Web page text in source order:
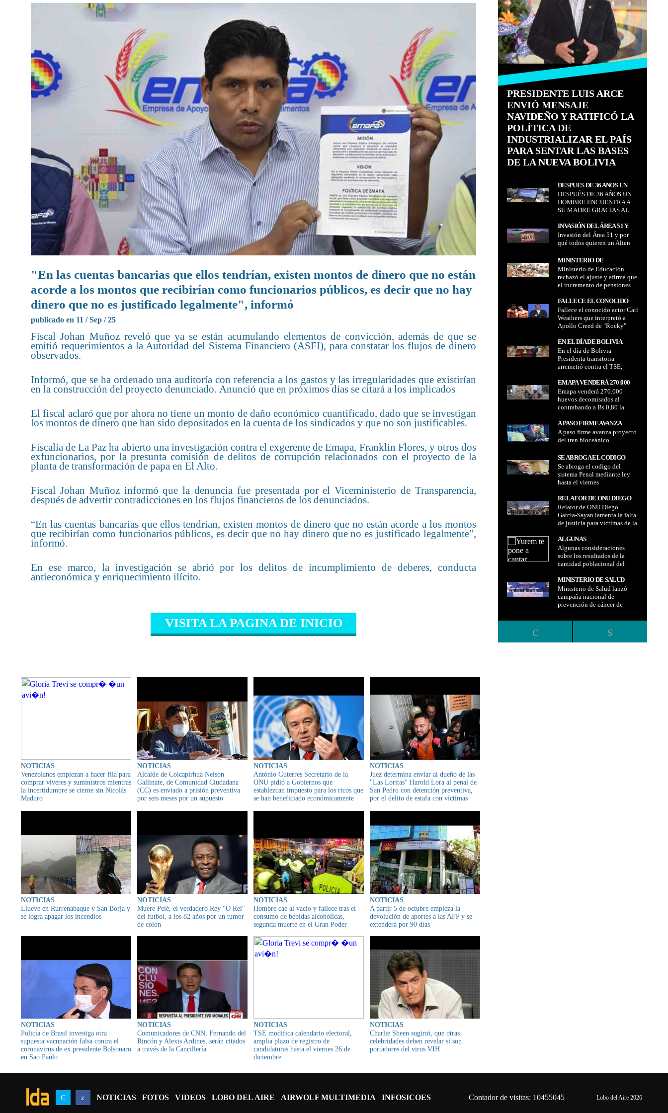
"En las cuentas bancarias que ellos tendrían, existen montos de dinero que no están
acorde a los montos que recibirían como funcionarios públicos, es decir que no hay
dinero que no es justificado legalmente", informó
publicado en 11 / Sep / 25
Fiscal Johan Muñoz reveló que ya se están acumulando elementos de convicción, además de que se
emitió requerimientos a la Autoridad del Sistema Financiero (ASFI), para constatar los flujos de dinero
observados.
Informó, que se ha ordenado una auditoría con referencia a los gastos y las irregularidades que existirían
en la construcción del proyecto denunciado. Anunció que en próximos días se citará a los implicados
El fiscal aclaró que por ahora no tiene un monto de daño económico cuantificado, dado que se investigan
los montos de dinero que han sido depositados en la cuenta de los sindicados y que no son justificables.
Fiscalía de La Paz ha abierto una investigación contra el exgerente de Emapa, Franklin Flores, y otros dos
exfuncionarios, por la presunta comisión de delitos de corrupción relacionados con el proyecto de la
planta de transformación de papa en El Alto.
Fiscal Johan Muñoz informó que la denuncia fue presentada por el Viceministerio de Transparencia,
después de advertir contradicciones en los flujos financieros de los denunciados.
“En las cuentas bancarias que ellos tendrían, existen montos de dinero que no están acorde a los montos
que recibirían como funcionarios públicos, es decir que no hay dinero que no es justificado legalmente”,
informó.
En ese marco, la investigación se abrió por los delitos de incumplimiento de deberes, conducta
antieconómica y enriquecimiento ilícito.
VISITA LA PAGINA DE INICIO
NOTICIAS
Venezolanos empiezan a hacer fila para
comprar víveres y suministros mientras
la incertidumbre se cierne sin Nicolás
Maduro
NOTICIAS
Alcalde de Colcapirhua Nelson
Gallinate, de Comunidad Ciudadana
(CC) es enviado a prisión preventiva
por seis meses por un supuesto
NOTICIAS
António Guterres Secretario de la
ONU pidió a Gobiernos que
establezcan impuesto para los ricos que
se han beneficiado económicamente
NOTICIAS
Juez determina enviar al dueño de las
"Las Loritas" Harold Lora al penal de
San Pedro con detención preventiva,
por el delito de estafa con víctimas
NOTICIAS
Llueve en Rurrenabaque y San Borja y
se logra apagar los incendios
NOTICIAS
Muere Pelé, el verdadero Rey "O Rei"
del fútbol, a los 82 años por un tumor
de colon
NOTICIAS
Hombre cae al vacío y fallece tras el
consumo de bebidas alcohólicas,
segunda muerte en el Gran Poder
NOTICIAS
A partir 5 de octubre empieza la
devolución de aportes a las AFP y se
extenderá por 90 días
NOTICIAS
Policía de Brasil investiga otra
supuesta vacunación falsa contra el
coronavirus de ex presidente Bolsonaro
en Sao Paulo
NOTICIAS
Comunicadores de CNN, Fernando del
Rincón y Alexis Ardines, serán citados
a través de la Cancillería
NOTICIAS
TSE modifica calendario electoral,
amplia plazo de registro de
candidaturas hasta el viernes 26 de
diciembre
NOTICIAS
Charlie Sheen sugirió, que otras
celebridades deben revelar si son
portadores del virus VIH
PRESIDENTE LUIS ARCE
ENVIÓ MENSAJE
NAVIDEÑO Y RATIFICÓ LA
POLÍTICA DE
INDUSTRIALIZAR EL PAÍS
PARA SENTAR LAS BASES
DE LA NUEVA BOLIVIA
DESPUÉS DE 36 AÑOS UN
HOMBRE ENCUENTRA A SU
MADRE GRACIAS AL
FACEBOOK
DESPUÉS DE 36 AÑOS UN
HOMBRE ENCUENTRA A
SU MADRE GRACIAS AL
INVASIÓN DEL ÁREA 51 Y
POR QUÉ TODOS QUIEREN
UN ALIEN
Invasión del Área 51 y por
qué todos quieren un Alien
MINISTERIO DE
EDUCACIÓN RECHAZÓ EL
AJUSTE Y AFIRMA QUE EL
INCREMENTO DE
ESTA TOTALMENTE
PROHIBIDO
Ministerio de Educación
rechazó el ajuste y afirma que
el incremento de pensiones
prohibido
FALLECE EL CONOCIDO
ACTOR CARL WEATHERS
QUE INTERPRETÓ A
APOLLO CREED DE
"ROCKY"
Fallece el conocido actor Carl
Weathers que interpretó a
Apollo Creed de "Rocky"
EN EL DÍA DE BOLIVIA
PRESIDENTA TRANSITORIA
ARREMETIÓ CONTRA EL
TSE, CRITICÓ AL
LEGISLATIVO Y POR LOS
CONFLICTOS SOCIALES
VIGENTES
En el día de Bolivia
Presidenta transitoria
arremetió contra el TSE,
los conflictos sociales
vigentes
EMAPA VENDERÁ 270.000
HUEVOS DECOMISADOS AL
CONTRABANDO A BS 0,80 LA
UNIDAD
Emapa venderá 270.000
huevos decomisados al
contrabando a Bs 0,80 la
A PASO FIRME AVANZA
PROYECTO DEL TREN
BIOCEÁNICO
A paso firme avanza proyecto
del tren bioceánico
SE ABROGA EL CODIGO
DEL SISTEMA PENAL
MEDIANTE LEY HASTA EL
VIERNES
Se abroga el codigo del
sistema Penal mediante ley
hasta el viernes
RELATOR DE ONU DIEGO
GARCÍA-SAYAN LAMENTA
LA FALTA DE JUSTICIA
PARA VÍCTIMAS DE LA
CELERIDAD
Relator de ONU Diego
García-Sayan lamenta la falta
de justicia para víctimas de la
celeridad
ALGUNAS
CONSIDERACIONES SOBRE
LOS RESULTADOS DE LA
CANTIDAD POBLACIONAL
POBLACIÓN Y VIVIENDA
2024 (SEPTIEMBRE, 2024)
JIMMY OSORIO -
OBSERVATORIO FISCAL
Algunas consideraciones
sobre los resultados de la
cantidad poblacional del
y vivienda 2024 (Septiembre,
2024) Jimmy Osorio -
Observatorio Fiscal
MINISTERIO DE SALUD
LANZÓ CAMPAÑA
NACIONAL DE
PREVENCIÓN DE CÁNCER
REALIZARSE PRUEBA DE
PAPANICOLAU GRATUITA
Ministerio de Salud lanzó
campaña nacional de
prevención de cáncer de
puedan realizarse prueba de
Papanicolau gratuita
NOTICIAS FOTOS VIDEOS LOBO DEL AIRE AIRWOLF MULTIMEDIA INFOSICOES Contador de visitas: 10455045 Lobo del Aire 2026